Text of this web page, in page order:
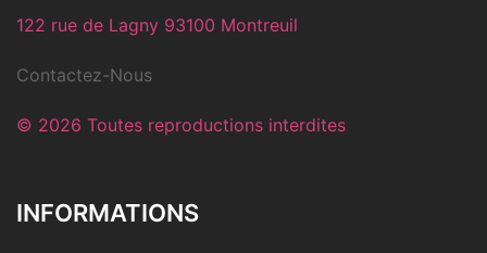
122 rue de Lagny 93100 Montreuil
Contactez-Nous
© 2026 Toutes reproductions interdites
INFORMATIONS